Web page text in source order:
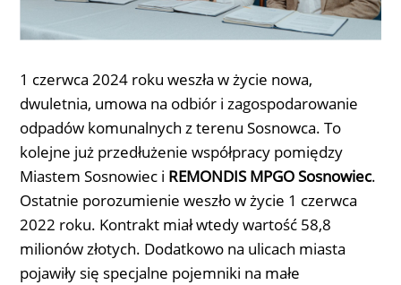
1 czerwca 2024 roku weszła w życie nowa,
dwuletnia, umowa na odbiór i zagospodarowanie
odpadów komunalnych z terenu Sosnowca. To
kolejne już przedłużenie współpracy pomiędzy
Miastem Sosnowiec i REMONDIS MPGO Sosnowiec.
Ostatnie porozumienie weszło w życie 1 czerwca
2022 roku. Kontrakt miał wtedy wartość 58,8
milionów złotych. Dodatkowo na ulicach miasta
pojawiły się specjalne pojemniki na małe